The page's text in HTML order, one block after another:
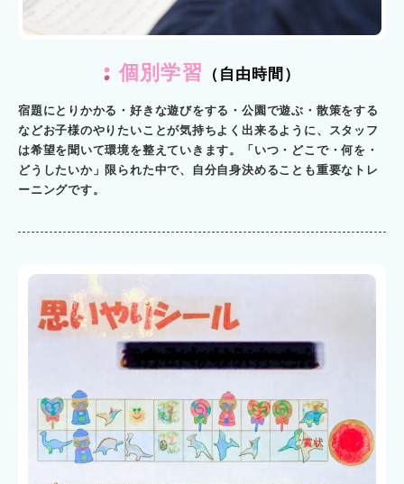
個別学習 （自由時間）
宿題にとりかかる・好きな遊びをする・公園で遊ぶ・散策をする
などお子様のやりたいことが気持ちよく出来るように、スタッフ
は希望を聞いて環境を整えていきます。「いつ・どこで・何を・
どうしたいか」限られた中で、自分自身決めることも重要なトレ
ーニングです。